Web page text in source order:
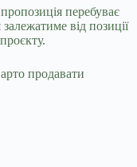
перебуває
від позиції
продавати